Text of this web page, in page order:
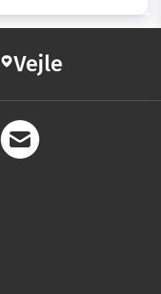
Vejle